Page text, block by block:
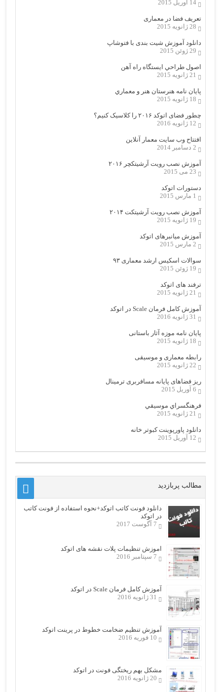
14 آوریل 2015
تعریف فضا در معماری
28 ژانویه 2015
دانلود آموزش شیت بندی با فتوشاپ
29 ژوئن 2015
اصول طراحي ایستگاه راه آهن
21 ژانویه 2015
پایان نامه هنرستان هنر و معماري
18 ژانویه 2015
چطور فضای اتوکد ۲۰۱۶ را کلاسیک کنیم؟
12 ژانویه 2016
افتتاح وب سایت معمار آنلاین
2 دسامبر 2014
آموزش نصب رویت آرشیتکچر ۲۰۱۶
23 می 2015
دستورات اتوکد
1 مارس 2015
آموزش نصب رویت آرشیتکت ۲۰۱۴
19 ژانویه 2015
آموزش میانبرهای اتوکد
2 مارس 2015
سوالات اسکیس ارشد معماری ۹۳
19 ژوئن 2015
ترفند های اتوکد
21 ژانویه 2015
آموزش کامل فرمان Scale در اتوکد
31 ژانویه 2016
پایان نامه موزه آثار باستانی
18 ژانویه 2015
رابطه معماری و موسیقی
22 ژانویه 2015
ریز فضاهای پایانه مسافربری ترمینال
6 آوریل 2015
فرهنگسراي موسيقي
21 ژانویه 2015
دانلود پاورپوینت کبوتر خانه
12 آوریل 2015
مطالب پربازدید
دانلود فونت کاتب اتوکد+نحوه استفاده از فونت کاتب
در اتوکد
7 آگوست 2017
اموزش تنظیمات پلات نقشه های اتوکد
7 سپتامبر 2016
آموزش کامل فرمان Scale در اتوکد
31 ژانویه 2016
آموزش تنظیم ضخامت خطوط در پرینت اتوکد
10 فوریه 2016
مشکل بهم ریختگی فونت در اتوکد
20 ژانویه 2016